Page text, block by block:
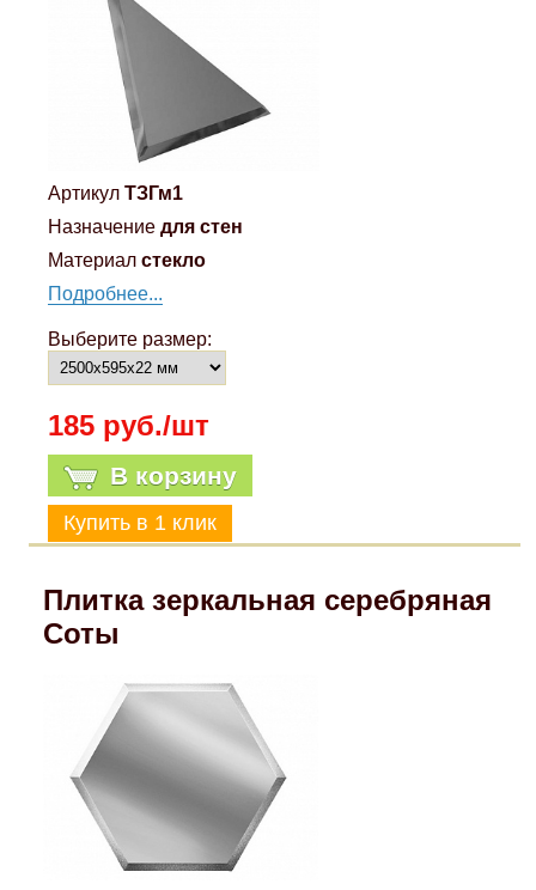
Артикул ТЗГм1
Назначение для стен
Материал стекло
Подробнее...
Выберите размер:
185 руб./шт
В корзину
Плитка зеркальная серебряная
Соты